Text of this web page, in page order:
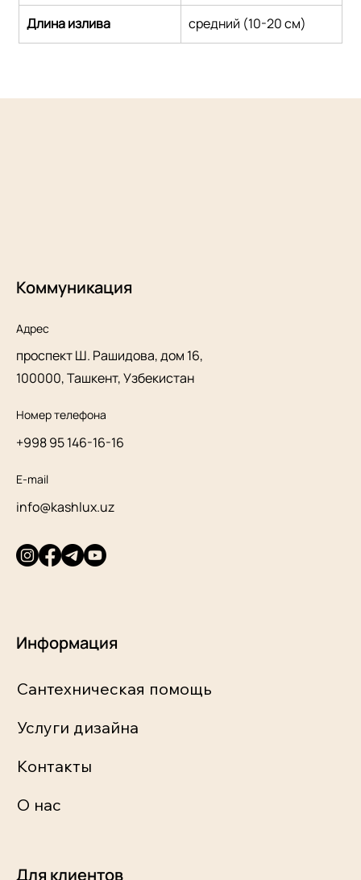
Длина излива
средний (10-20 см)
Коммуникация
Адрес
проспект Ш. Рашидова, дом 16,
100000, Ташкент, Узбекистан
Номер телефона
+998 95 146-16-16
E-mail
info@kashlux.uz
Информация
Сантехническая помощь
Услуги дизайна
Контакты
О нас
Для клиентов